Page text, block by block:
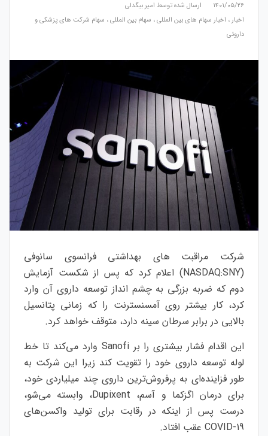
۱۴۰۱/۰۵/۲۶ ارسال شده توسط امیر بیگدلی
اخبار ، اخبار سهام های بین المللی، سهام بین المللی، سهام شرکت های پزشکی و
داروئی
شرکت مراقبت های بهداشتی فرانسوی سانوفی
(NASDAQ:
SNY
) اعلام کرد که پس از شکست آزمایش
دوم که ضربه بزرگی به چشم انداز توسعه داروی آن وارد
کرد، کار بیشتر روی آمسنسترنت را که زمانی پتانسیل
بالایی در برابر سرطان سینه دارد، متوقف خواهد کرد.
این اقدام فشار بیشتری را بر Sanofi وارد می‌کند تا خط
لوله توسعه داروی خود را تقویت کند زیرا این شرکت به
طور فزاینده‌ای به پرفروش‌ترین داروی چند میلیاردی خود،
برای درمان اگزکما و آسم، Dupixent، وابسته می‌شو،
درست پس از اینکه در رقابت برای تولید واکسن‌های
COVID-19 عقب افتاد.